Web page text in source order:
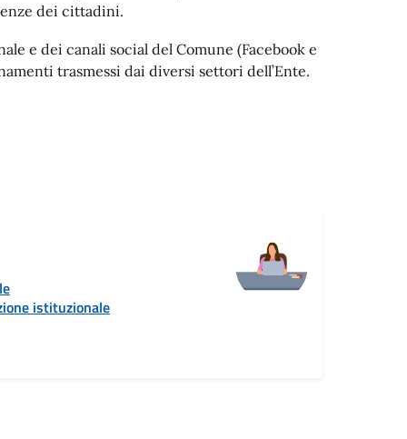
dei cittadini.
e dei canali social del Comune (Facebook e
trasmessi dai diversi settori dell’Ente.
istituzionale